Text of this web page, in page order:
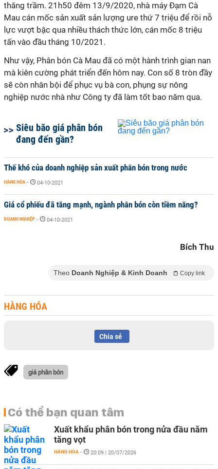
thăng trầm. 21h50 đêm 13/9/2020, nhà máy Đạm Cà
Mau cán mốc sản xuất sản lượng ure thứ 7 triệu để rồi nỗ
lực vượt bậc qua nhiều thách thức lớn, cán mốc 8 triệu
tấn vào đầu tháng 10/2021.
Như vậy, Phân bón Cà Mau đã có một hành trình gian nan
mà kiên cường phát triển đến hôm nay. Con số 8 tròn đầy
sẽ còn nhân bội để phục vụ bà con, phụng sự nông
nghiệp nước nhà như Công ty đã làm tốt bao năm qua.
Siêu bão giá phân bón
đang đến gần?
Thế khó của doanh nghiệp sản xuất phân bón trong nước
HÀNG HÓA - 04-10-2021
Giá cổ phiếu đã tăng mạnh, ngành phân bón còn tiềm năng?
DOANH NGHIỆP - 04-10-2021
Bích Thu
Theo Doanh Nghiệp & Kinh Doanh Copy link
HÀNG HÓA
Chia sẻ
giá phân bón
Có thể bạn quan tâm
Xuất khẩu phân bón trong nửa đầu năm
tăng vọt
HÀNG HÓA - 20:09 | 20/07/2026